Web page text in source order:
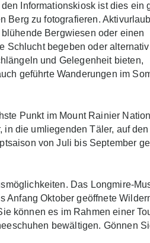
Informationskiosk ist dies ein
Berg zu fotografieren.
Bergwiesen oder einen
Schlucht begeben oder
und Gelegenheit bieten,
geführte Wanderungen im
Punkt im Mount Rainier
die umliegenden Täler, auf
von Juli bis September
Das Longmire-
Oktober geöffnete
können es im Rahmen einer
bewältigen. Gönnen